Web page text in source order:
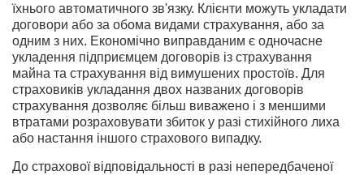
їхнього автоматичного зв'язку. Клієнти можуть укладати
договори або за обома видами страхування, або за
одним з них. Економічно виправданим є одночасне
укладення підприємцем договорів із страхування
майна та страхування від вимушених простоїв. Для
страховиків укладання двох названих договорів
страхування дозволяє більш виважено і з меншими
втратами розраховувати збиток у разі стихійного лиха
або настання іншого страхового випадку.
До страхової відповідальності в разі непередбаченої